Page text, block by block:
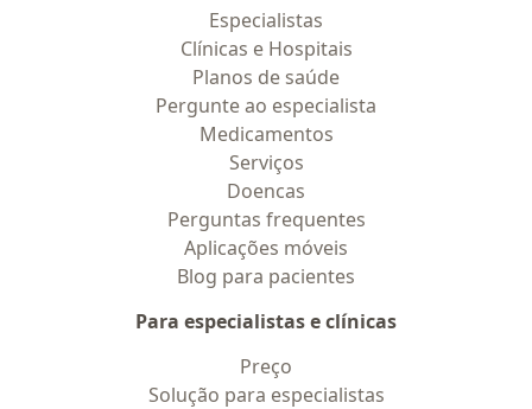
Especialistas
Clínicas e Hospitais
Planos de saúde
Pergunte ao especialista
Medicamentos
Serviços
Doencas
Perguntas frequentes
Aplicações móveis
Blog para pacientes
Para especialistas e clínicas
Preço
Solução para especialistas